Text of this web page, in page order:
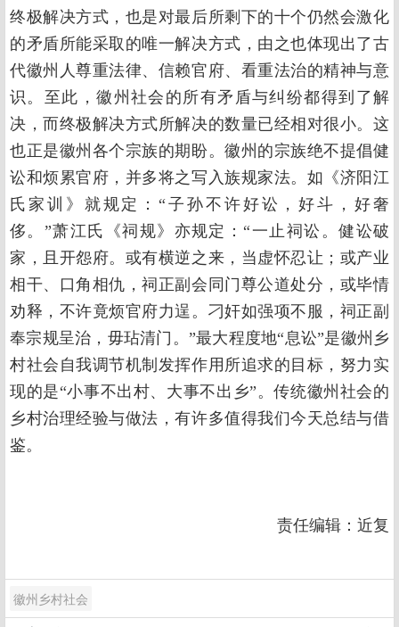
终极解决方式，也是对最后所剩下的十个仍然会激化
的矛盾所能采取的唯一解决方式，由之也体现出了古
代徽州人尊重法律、信赖官府、看重法治的精神与意
识。至此，徽州社会的所有矛盾与纠纷都得到了解
决，而终极解决方式所解决的数量已经相对很小。这
也正是徽州各个宗族的期盼。徽州的宗族绝不提倡健
讼和烦累官府，并多将之写入族规家法。如《济阳江
氏家训》就规定：“子孙不许好讼，好斗，好奢
侈。”萧江氏《祠规》亦规定：“一止祠讼。健讼破
家，且开怨府。或有横逆之来，当虚怀忍让；或产业
相干、口角相仇，祠正副会同门尊公道处分，或毕情
劝释，不许竟烦官府力逞。刁奸如强项不服，祠正副
奉宗规呈治，毋玷清门。”最大程度地“息讼”是徽州乡
村社会自我调节机制发挥作用所追求的目标，努力实
现的是“小事不出村、大事不出乡”。传统徽州社会的
乡村治理经验与做法，有许多值得我们今天总结与借
鉴。
责任编辑：近复
徽州乡村社会